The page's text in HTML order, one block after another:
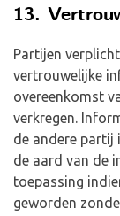
13.
Partijen
vertrouwelijke
overeenkomst
verkregen.
de andere
de aard van de
toepassing
geworden